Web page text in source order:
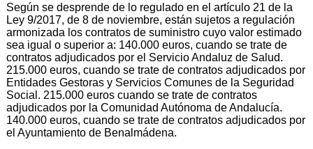
Según se desprende de lo regulado en el artículo 21 de la
Ley 9/2017, de 8 de noviembre, están sujetos a regulación
armonizada los contratos de suministro cuyo valor estimado
sea igual o superior a: 140.000 euros, cuando se trate de
contratos adjudicados por el Servicio Andaluz de Salud.
215.000 euros, cuando se trate de contratos adjudicados por
Entidades Gestoras y Servicios Comunes de la Seguridad
Social. 215.000 euros cuando se trate de contratos
adjudicados por la Comunidad Autónoma de Andalucía.
140.000 euros, cuando se trate de contratos adjudicados por
el Ayuntamiento de Benalmádena.